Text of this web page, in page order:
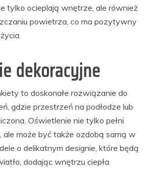
tylko ocieplają wnętrze, ale również
powietrza, co ma pozytywny
dekoracyjne
to doskonałe rozwiązanie do
gdzie przestrzeń na podłodze lub
Oświetlenie nie tylko pełni
ale może być także ozdobą samą w
o delikatnym designie, które będą
dodając wnętrzu ciepła.